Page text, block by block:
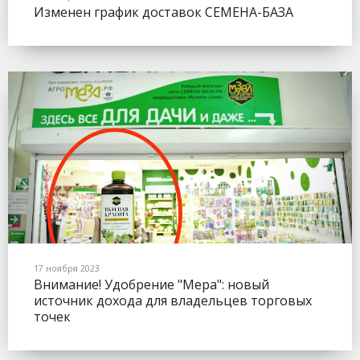
Изменен график доставок СЕМЕНА-БАЗА
17 ноября 2023
Внимание! Удобрение "Мера": новый
источник дохода для владельцев торговых
точек